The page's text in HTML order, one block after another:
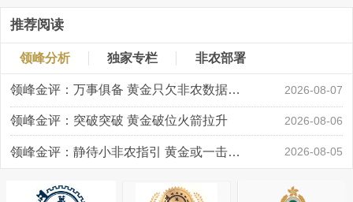
推荐阅读
领峰分析 独家专栏 非农部署
领峰金评：万事俱备 黄金只欠非农数据“东风” 2026-08-07
领峰金评：突破突破 黄金破位火箭拉升 2026-08-06
领峰金评：静待小非农指引 黄金或一击破局 2026-08-05